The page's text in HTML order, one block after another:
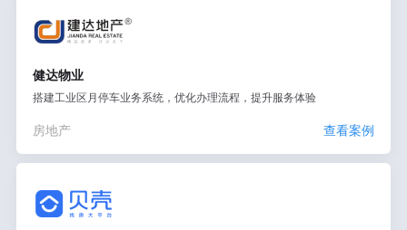
健达物业
搭建工业区月停车业务系统，优化办理流程，提升服务体验
房地产 查看案例